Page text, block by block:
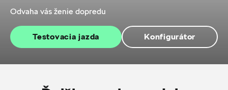
Odvaha vás ženie dopredu
Testovacia jazda Konfigurátor